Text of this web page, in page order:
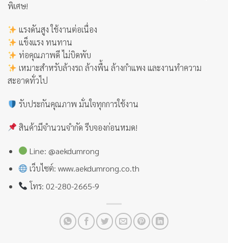
พิเศษ!
แรงดันสูง ใช้งานต่อเนื่อง
แข็งแรง ทนทาน
ท่อคุณภาพดี ไม่บิดพับ
เหมาะสำหรับล้างรถ ล้างพื้น ล้างกำแพง และงานทำความ
สะอาดทั่วไป
รับประกันคุณภาพ มั่นใจทุกการใช้งาน
สินค้ามีจำนวนจำกัด รีบจองก่อนหมด!
Line: @aekdumrong
เว็บไซต์: www.aekdumrong.co.th
โทร: 02-280-2665-9